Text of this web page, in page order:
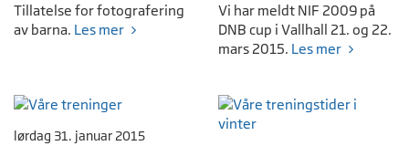
Tillatelse for fotografering
av barna. Les mer
Vi har meldt NIF 2009 på
DNB cup i Vallhall 21. og 22.
mars 2015. Les mer
lørdag 31. januar 2015